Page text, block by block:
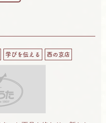
学びを伝える 西の京店